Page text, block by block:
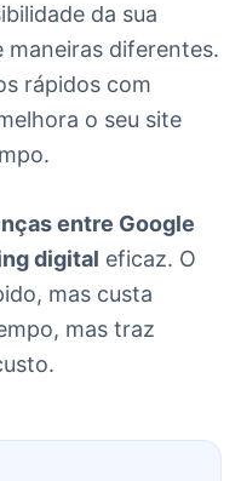
da sua
maneiras diferentes.
rápidos com
o seu site
entre Google
digital eficaz. O
mas custa
mas traz